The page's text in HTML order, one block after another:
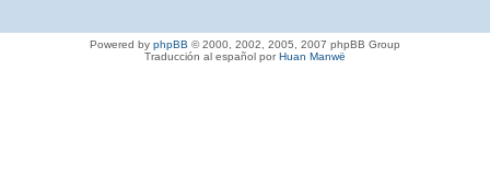
Powered by phpBB © 2000, 2002, 2005, 2007 phpBB Group
Traducción al español porHuan Manwë